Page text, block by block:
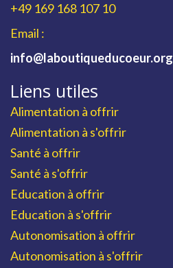
+49 169 168 107 10
Email :
info@laboutiqueducoeur.org
Liens utiles
Alimentation à offrir
Alimentation à s'offrir
Santé à offrir
Santé à s'offrir
Education à offrir
Education à s'offrir
Autonomisation à offrir
Autonomisation à s'offrir